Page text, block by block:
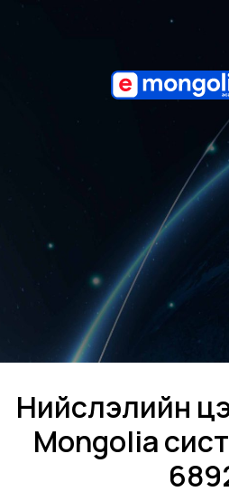
Нийслэлийн
Mongolia